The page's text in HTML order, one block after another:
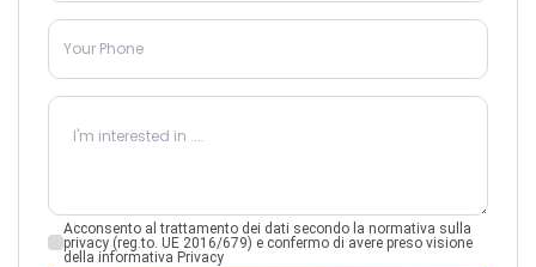
Acconsento al trattamento dei dati secondo la normativa sulla
privacy (reg.to. UE 2016/679) e confermo di avere preso visione
della informativa Privacy